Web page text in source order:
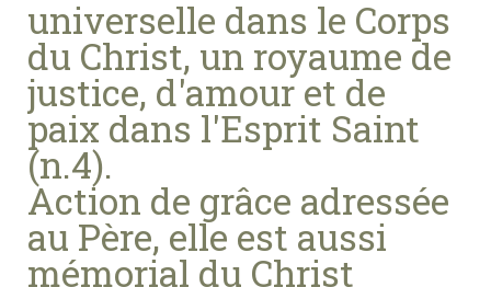
universelle dans le Corps
du Christ, un royaume de
justice, d'amour et de
paix dans l'Esprit Saint
(n.4).
Action de grâce adressée
au Père, elle est aussi
mémorial du Christ